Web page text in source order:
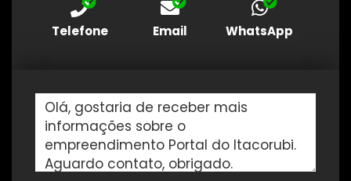
Telefone Email WhatsApp